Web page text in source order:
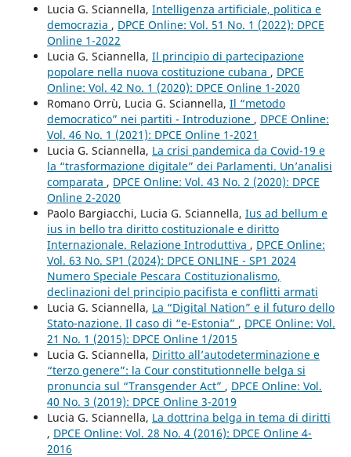
Lucia G. Sciannella, Intelligenza artificiale, politica e
democrazia , DPCE Online: Vol. 51 No. 1 (2022): DPCE
Online 1-2022
Lucia G. Sciannella, Il principio di partecipazione
popolare nella nuova costituzione cubana , DPCE
Online: Vol. 42 No. 1 (2020): DPCE Online 1-2020
Romano Orrù, Lucia G. Sciannella, Il “metodo
democratico” nei partiti - Introduzione , DPCE Online:
Vol. 46 No. 1 (2021): DPCE Online 1-2021
Lucia G. Sciannella, La crisi pandemica da Covid-19 e
la “trasformazione digitale” dei Parlamenti. Un’analisi
comparata , DPCE Online: Vol. 43 No. 2 (2020): DPCE
Online 2-2020
Paolo Bargiacchi, Lucia G. Sciannella, Ius ad bellum e
ius in bello tra diritto costituzionale e diritto
Internazionale. Relazione Introduttiva , DPCE Online:
Vol. 63 No. SP1 (2024): DPCE ONLINE - SP1 2024
Numero Speciale Pescara Costituzionalismo,
declinazioni del principio pacifista e conflitti armati
Lucia G. Sciannella, La “Digital Nation” e il futuro dello
Stato-nazione. Il caso di “e-Estonia” , DPCE Online: Vol.
21 No. 1 (2015): DPCE Online 1/2015
Lucia G. Sciannella, Diritto all’autodeterminazione e
“terzo genere”: la Cour constitutionnelle belga si
pronuncia sul “Transgender Act” , DPCE Online: Vol.
40 No. 3 (2019): DPCE Online 3-2019
Lucia G. Sciannella, La dottrina belga in tema di diritti
, DPCE Online: Vol. 28 No. 4 (2016): DPCE Online 4-
2016